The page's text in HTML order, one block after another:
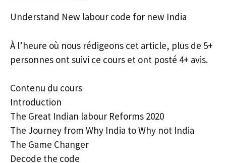
Understand New labour code for new India
À l’heure où nous rédigeons cet article, plus de 5+
personnes ont suivi ce cours et ont posté 4+ avis.
Contenu du cours
Introduction
The Great Indian labour Reforms 2020
The Journey from Why India to Why not India
The Game Changer
Decode the code